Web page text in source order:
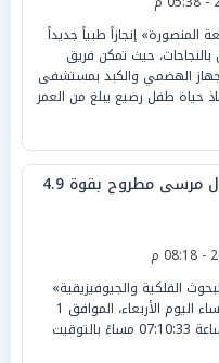
إنجازاً طبياً جديداً
حيث تمكن فريق
الهضمي والكبد بمستشفى
حياة طفل رضيع يبلغ من العمر
هزة أرضية في شمال مرسى مطروح بقوة 4.9
الفلكية والجيوفيزيقية»
عن تسجيل هزة أرضية مساء اليوم الأربعاء، الموافق 1
أبريل 2026، في تمام الساعة 07:10:33 مساءً بالتوقيت